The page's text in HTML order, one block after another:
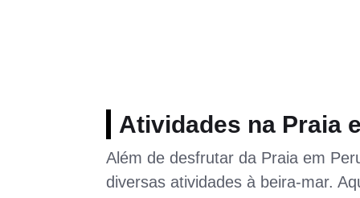
Atividades na Praia
Além de desfrutar da Praia em
diversas atividades à beira-mar.